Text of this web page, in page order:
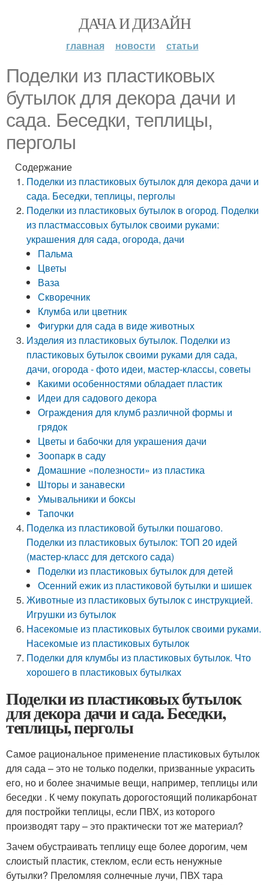
ДАЧА И ДИЗАЙН
главная новости статьи
Поделки из пластиковых
бутылок для декора дачи и
сада. Беседки, теплицы,
перголы
Содержание
Поделки из пластиковых бутылок для декора дачи и
сада. Беседки, теплицы, перголы
Поделки из пластиковых бутылок в огород. Поделки
из пластмассовых бутылок своими руками:
украшения для сада, огорода, дачи
Пальма
Цветы
Ваза
Скворечник
Клумба или цветник
Фигурки для сада в виде животных
Изделия из пластиковых бутылок. Поделки из
пластиковых бутылок своими руками для сада,
дачи, огорода - фото идеи, мастер-классы, советы
Какими особенностями обладает пластик
Идеи для садового декора
Ограждения для клумб различной формы и
грядок
Цветы и бабочки для украшения дачи
Зоопарк в саду
Домашние «полезности» из пластика
Шторы и занавески
Умывальники и боксы
Тапочки
Поделка из пластиковой бутылки пошагово.
Поделки из пластиковых бутылок: ТОП 20 идей
(мастер-класс для детского сада)
Поделки из пластиковых бутылок для детей
Осенний ежик из пластиковой бутылки и шишек
Животные из пластиковых бутылок с инструкцией.
Игрушки из бутылок
Насекомые из пластиковых бутылок своими руками.
Насекомые из пластиковых бутылок
Поделки для клумбы из пластиковых бутылок. Что
хорошего в пластиковых бутылках
Поделки из пластиковых бутылок
для декора дачи и сада. Беседки,
теплицы, перголы
Самое рациональное применение пластиковых бутылок
для сада – это не только поделки, призванные украсить
его, но и более значимые вещи, например, теплицы или
беседки . К чему покупать дорогостоящий поликарбонат
для постройки теплицы, если ПВХ, из которого
производят тару – это практически тот же материал?
Зачем обустраивать теплицу еще более дорогим, чем
слоистый пластик, стеклом, если есть ненужные
бутылки? Преломляя солнечные лучи, ПВХ тара